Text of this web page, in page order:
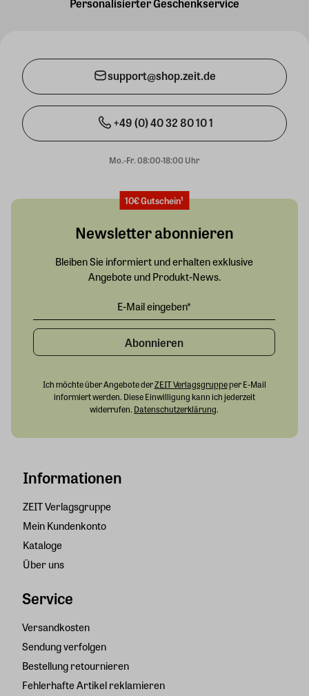
Personalisierter Geschenkservice
support@shop.zeit.de
+49 (0) 40 32 80 10 1
Mo.-Fr. 08:00-18:00 Uhr
Informationen
ZEIT Verlagsgruppe
Mein Kundenkonto
Kataloge
Über uns
Service
Versandkosten
Sendung verfolgen
Bestellung retournieren
Fehlerhafte Artikel reklamieren
10€ Gutschein¹
Newsletter abonnieren
Bleiben Sie informiert und erhalten exklusive
Angebote und Produkt-News.
Abonnieren
Ich möchte über Angebote derZEIT Verlagsgruppeper E-Mail
informiert werden. Diese Einwilligung kann ich jederzeit
widerrufen. Datenschutzerklärung.